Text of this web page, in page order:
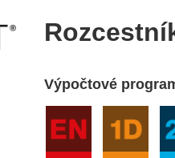
Výpočtové